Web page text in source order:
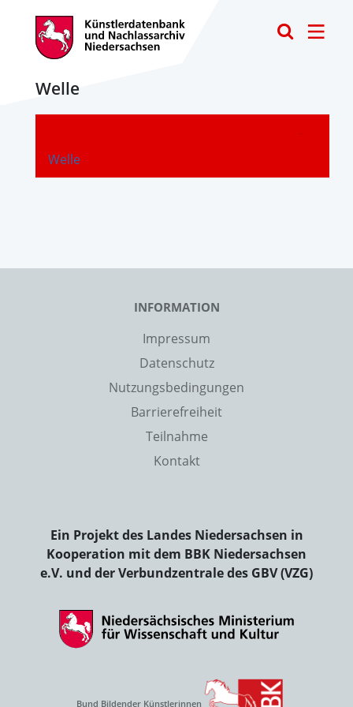
Welle
Welle
-
INFORMATION
Impressum
Datenschutz
Nutzungsbedingungen
Barrierefreiheit
Teilnahme
Kontakt
Ein Projekt des Landes Niedersachsen in
Kooperation mit dem BBK Niedersachsen
e.V. und der Verbundzentrale des GBV (VZG)
Bund Bildender Künstlerinnen